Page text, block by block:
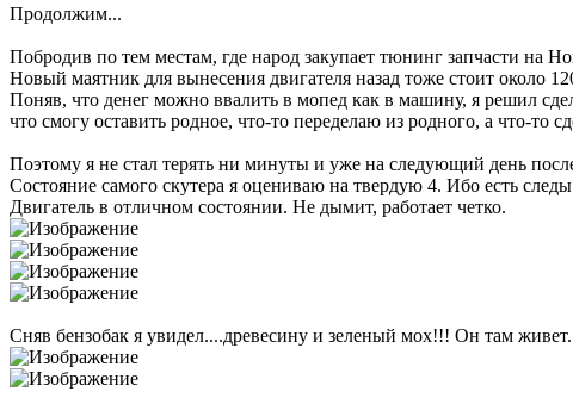
Продолжим...
Побродив по тем местам, где народ закупает тюнинг запчасти на
Новый маятник для вынесения двигателя назад тоже стоит около
Поняв, что денег можно ввалить в мопед как в машину, я решил
что смогу оставить родное, что-то переделаю из родного, а что-то
Поэтому я не стал терять ни минуты и уже на следующий день
Состояние самого скутера я оцениваю на твердую 4. Ибо есть
Двигатель в отличном состоянии. Не дымит, работает четко.
Сняв бензобак я увидел....древесину и зеленый мох!!! Он там